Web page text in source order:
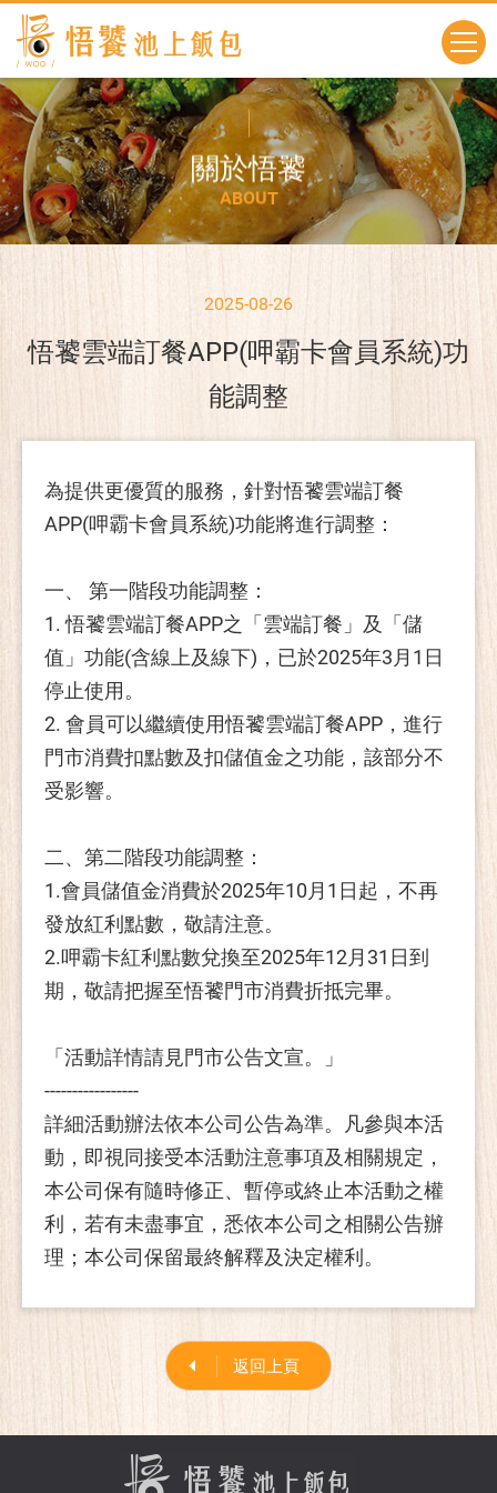
關於悟饕
ABOUT
2025-08-26
悟饕雲端訂餐APP(呷霸卡會員系統)功
能調整
為提供更優質的服務，針對悟饕雲端訂餐
APP(呷霸卡會員系統)功能將進行調整：
一、 第一階段功能調整：
1. 悟饕雲端訂餐APP之「雲端訂餐」及「儲
值」功能(含線上及線下)，已於2025年3月1日
停止使用。
2. 會員可以繼續使用悟饕雲端訂餐APP，進行
門市消費扣點數及扣儲值金之功能，該部分不
受影響。
二、第二階段功能調整：
1.會員儲值金消費於2025年10月1日起，不再
發放紅利點數，敬請注意。
2.呷霸卡紅利點數兌換至2025年12月31日到
期，敬請把握至悟饕門市消費折抵完畢。
「活動詳情請見門市公告文宣。」
-----------------
詳細活動辦法依本公司公告為準。凡參與本活
動，即視同接受本活動注意事項及相關規定，
本公司保有隨時修正、暫停或終止本活動之權
利，若有未盡事宜，悉依本公司之相關公告辦
理；本公司保留最終解釋及決定權利。
返回上頁